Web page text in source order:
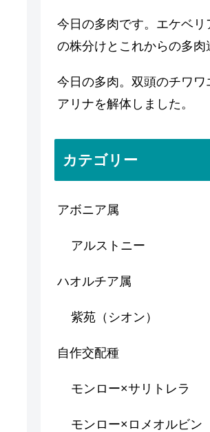
今日の多肉です。エケベリ
の株分けとこれからの多肉
今日の多肉。双頭のチワワ
アリナを解体しました。
カテゴリー
アボニア属
アルストニー
ハオルチア属
紫苑（シオン）
自作交配種
モンロー×サリトレラ
モンロー×ロメオルビン